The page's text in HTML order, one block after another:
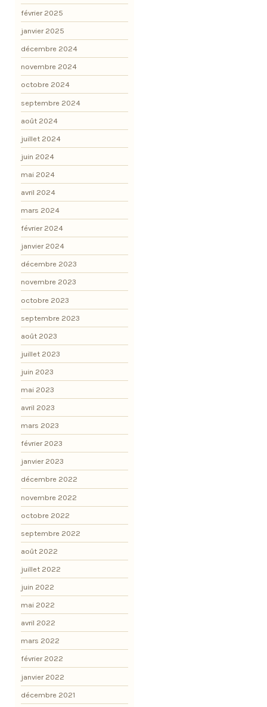
février 2025
janvier 2025
décembre 2024
novembre 2024
octobre 2024
septembre 2024
août 2024
juillet 2024
juin 2024
mai 2024
avril 2024
mars 2024
février 2024
janvier 2024
décembre 2023
novembre 2023
octobre 2023
septembre 2023
août 2023
juillet 2023
juin 2023
mai 2023
avril 2023
mars 2023
février 2023
janvier 2023
décembre 2022
novembre 2022
octobre 2022
septembre 2022
août 2022
juillet 2022
juin 2022
mai 2022
avril 2022
mars 2022
février 2022
janvier 2022
décembre 2021